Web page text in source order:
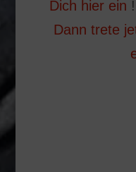
Dich hier ein
Dann trete